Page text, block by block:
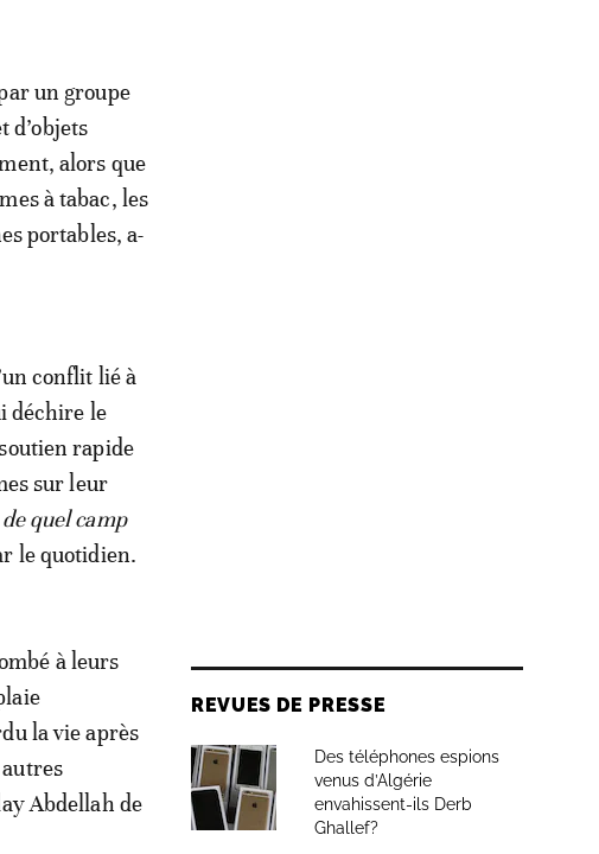
un groupe
d’objets
alors que
à tabac, les
portables, a-
conflit lié à
déchire le
rapide
sur leur
quel camp
le quotidien.
à leurs
la vie après
Abdellah de
REVUES DE PRESSE
Des téléphones espions
venus d’Algérie
envahissent-ils Derb
Ghallef?